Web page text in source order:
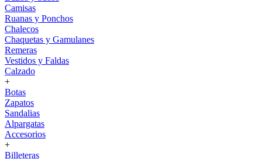
Camisas
Ruanas y Ponchos
Chalecos
Chaquetas y Gamulanes
Remeras
Vestidos y Faldas
Calzado
+
Botas
Zapatos
Sandalias
Alpargatas
Accesorios
+
Billeteras